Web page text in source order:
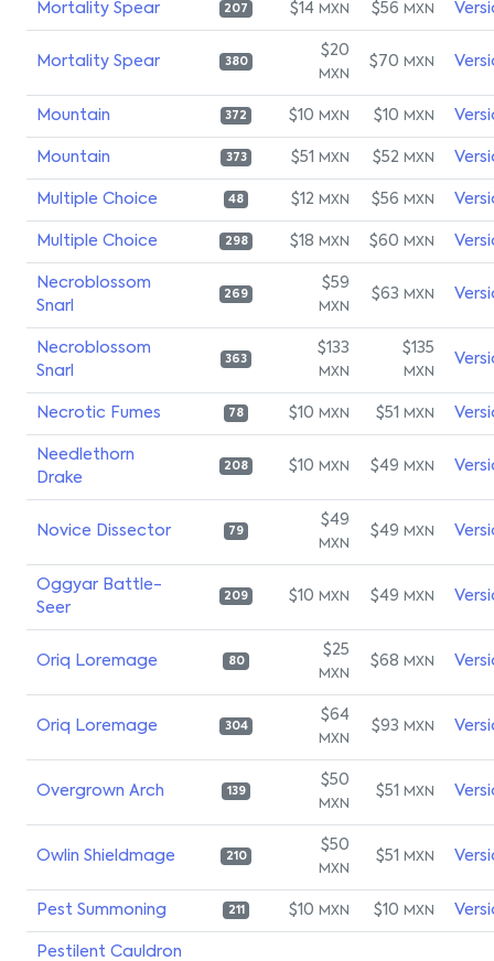
Mortality Spear 207 $14 MXN $56 MXN
Mortality Spear 380
$20
MXN
$70 MXN
Mountain 372 $10 MXN $10 MXN
Mountain 373 $51 MXN $52 MXN
Multiple Choice 48 $12 MXN $56 MXN
Multiple Choice 298 $18 MXN $60 MXN
Necroblossom
Snarl
269
$59
MXN
$63 MXN
Necroblossom
Snarl
363
$133
MXN
$135
MXN
Necrotic Fumes 78 $10 MXN $51 MXN
Needlethorn
Drake
208 $10 MXN $49 MXN
Novice Dissector 79
$49
MXN
$49 MXN
Oggyar Battle-
Seer
209 $10 MXN $49 MXN
Oriq Loremage 80
$25
MXN
$68 MXN
Oriq Loremage 304
$64
MXN
$93 MXN
Overgrown Arch 139
$50
MXN
$51 MXN
Owlin Shieldmage 210
$50
MXN
$51 MXN
Pest Summoning 211 $10 MXN $10 MXN
Pestilent Cauldron